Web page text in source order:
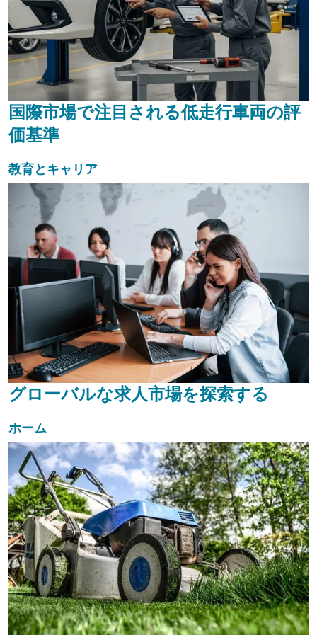
国際市場で注目される低走行車両の評
価基準
教育とキャリア
グローバルな求人市場を探索する
ホーム